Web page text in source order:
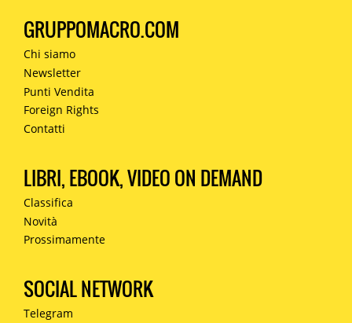
GRUPPOMACRO.COM
Chi siamo
Newsletter
Punti Vendita
Foreign Rights
Contatti
LIBRI, EBOOK, VIDEO ON DEMAND
Classifica
Novità
Prossimamente
SOCIAL NETWORK
Telegram